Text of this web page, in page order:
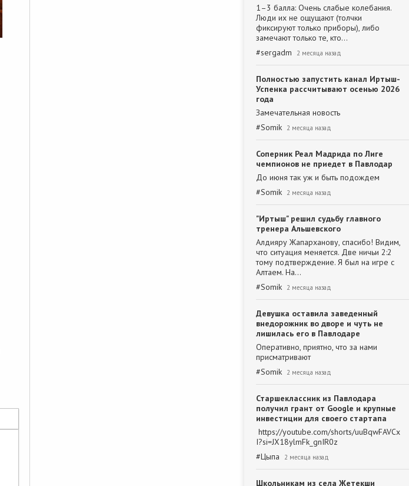
1–3 балла: Очень слабые колебания.
Люди их не ощущают (толчки
фиксируют только приборы), либо
замечают только те, кто…
#sergadm 2 месяца назад
Полностью запустить канал Иртыш-
Успенка рассчитывают осенью 2026
года
Замечательная новость
#Somik 2 месяца назад
Соперник Реал Мадрида по Лиге
чемпионов не приедет в Павлодар
До июня так уж и быть подождем
#Somik 2 месяца назад
"Иртыш" решил судьбу главного
тренера Альшевского
Алдияру Жапарханову, спасибо! Видим,
что ситуация меняется. Две ничьи 2:2
тому подтверждение. Я был на игре с
Алтаем. На…
#Somik 2 месяца назад
Девушка оставила заведенный
внедорожник во дворе и чуть не
лишилась его в Павлодаре
Оперативно, приятно, что за нами
присматривают
#Somik 2 месяца назад
Старшеклассник из Павлодара
получил грант от Google и крупные
инвестиции для своего стартапа
https://youtube.com/shorts/uuBqwFAVCx
I?si=JX18ylmFk_gnIR0z
#Цыпа 2 месяца назад
Школьникам из села Жетекши